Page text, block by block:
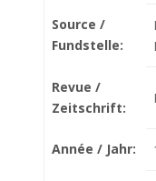
Source /
Fundstelle:
Revue /
Zeitschrift:
Année / Jahr: